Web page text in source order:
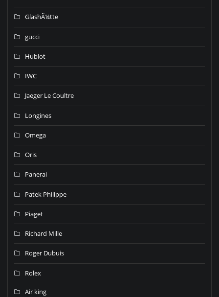
GlashÃ¼tte
gucci
Hublot
IWC
Jaeger Le Coultre
Longines
Omega
Oris
Panerai
Patek Philippe
Piaget
Richard Mille
Roger Dubuis
Rolex
Air king